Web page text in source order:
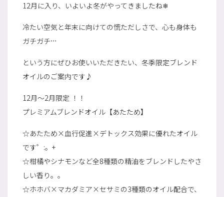
12月に入り、いよいよ冬がやってきましたね❄
冷たい空気と年末に向けての慌ただしさで、心も身体も
ガチガチ…
という方にぜひお使いいただきたい、冬季限定ブレンド
オイルのご案内です♪
12月～2月限定 ！！
プレミアムブレンドオイル【あたため】
☆あたため×血行促進×デトックス効果に優れたオイル
です゜:。+
☆柑橘やシナモンなど全8種類の精油をブレンドしたやさ
しい香り。。
☆ホホバ×マカダミア×セサミの3種類のオイル配合で、